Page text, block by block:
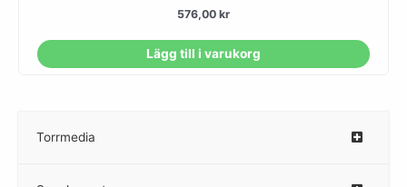
576,00 kr
Lägg till i varukorg
Torrmedia
–